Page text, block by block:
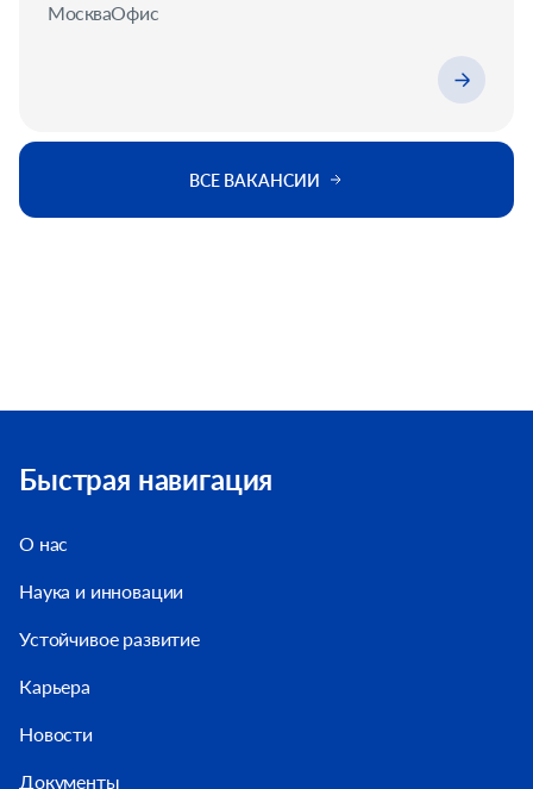
МоскваОфис
ВСЕ ВАКАНСИИ
Быстрая навигация
О нас
Наука и инновации
Устойчивое развитие
Карьера
Новости
Документы